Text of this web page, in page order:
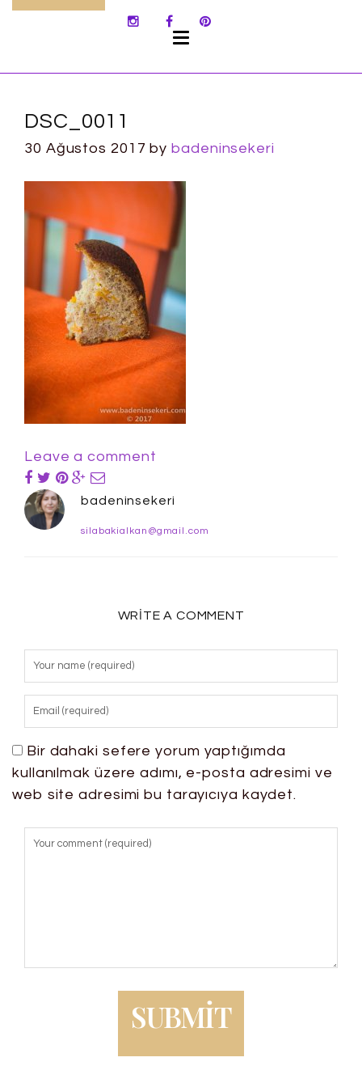
DSC_0011
30 Ağustos 2017 bybadeninsekeri
Leave a comment
badeninsekeri
silabakialkan@gmail.com
WRITE A COMMENT
Bir dahaki sefere yorum yaptığımda
kullanılmak üzere adımı, e-posta adresimi ve
web site adresimi bu tarayıcıya kaydet.